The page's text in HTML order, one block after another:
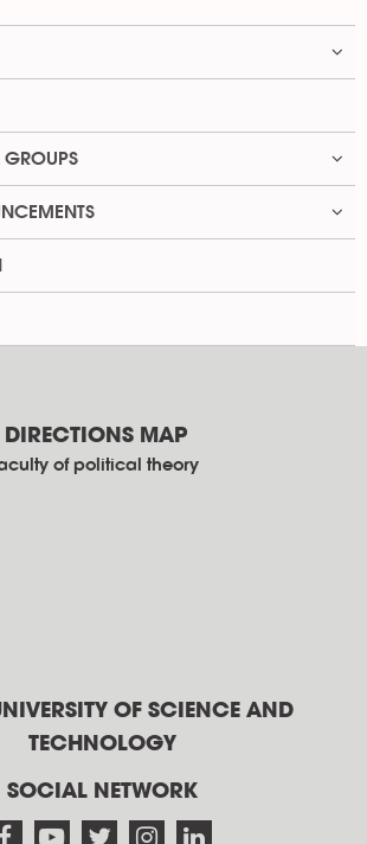
GROUPS
DIRECTIONS MAP
of political theory
OF SCIENCE AND
TECHNOLOGY
SOCIAL NETWORK